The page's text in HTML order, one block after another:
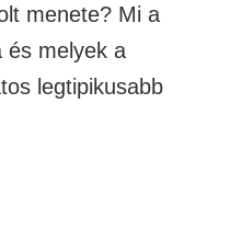
menete? Mi a
és melyek a
legtipikusabb